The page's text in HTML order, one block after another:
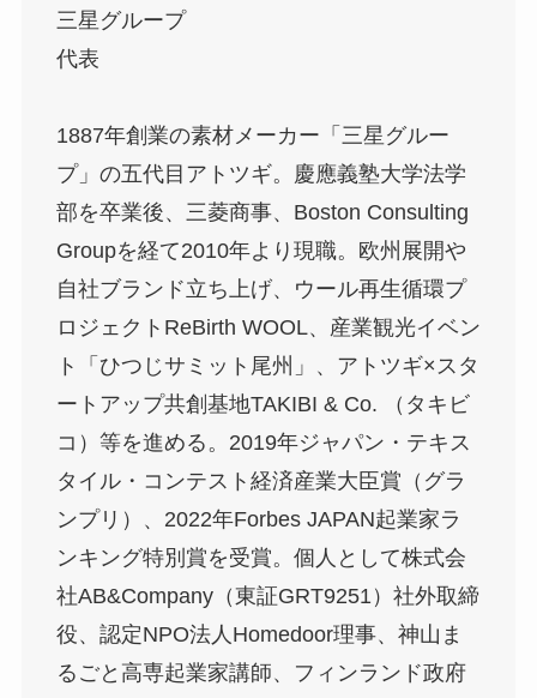
三星グループ
代表
1887年創業の素材メーカー「三星グルー
プ」の五代目アトツギ。慶應義塾大学法学
部を卒業後、三菱商事、Boston Consulting
Groupを経て2010年より現職。欧州展開や
自社ブランド立ち上げ、ウール再生循環プ
ロジェクトReBirth WOOL、産業観光イベン
ト「ひつじサミット尾州」、アトツギ×スタ
ートアップ共創基地TAKIBI & Co. （タキビ
コ）等を進める。2019年ジャパン・テキス
タイル・コンテスト経済産業大臣賞（グラ
ンプリ）、2022年Forbes JAPAN起業家ラ
ンキング特別賞を受賞。個人として株式会
社AB&Company（東証GRT9251）社外取締
役、認定NPO法人Homedoor理事、神山ま
るごと高専起業家講師、フィンランド政府